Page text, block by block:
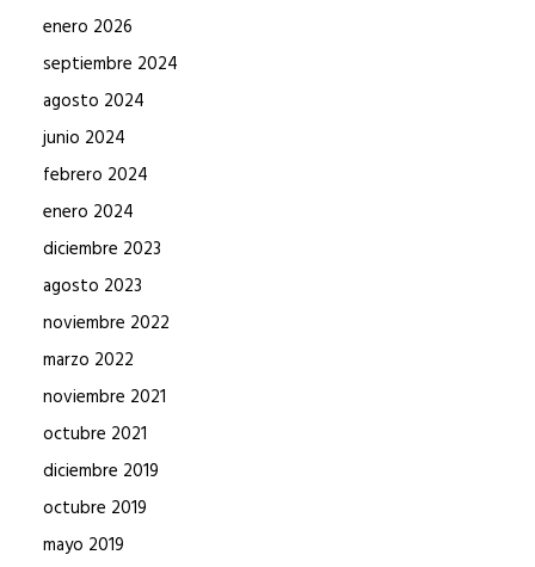
enero 2026
septiembre 2024
agosto 2024
junio 2024
febrero 2024
enero 2024
diciembre 2023
agosto 2023
noviembre 2022
marzo 2022
noviembre 2021
octubre 2021
diciembre 2019
octubre 2019
mayo 2019